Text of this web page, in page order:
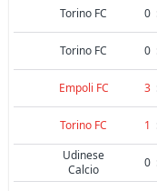
Torino FC 0
Torino FC 0
Empoli FC 3
Torino FC 1
Udinese
Calcio
0